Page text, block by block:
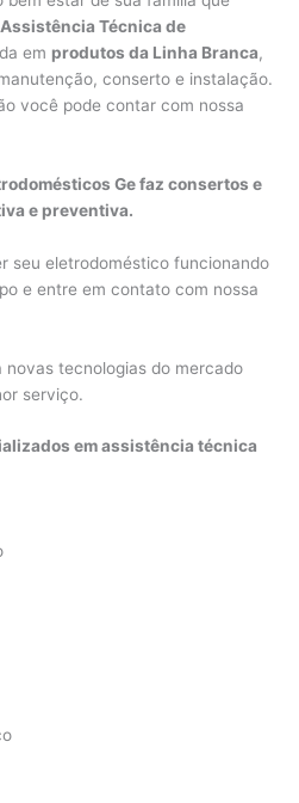
Assistência Técnica de
em produtos da Linha Branca,
conserto e instalação.
você pode contar com nossa
Ge faz consertos e
e preventiva.
seu eletrodoméstico funcionando
e entre em contato com nossa
novas tecnologias do mercado
serviço.
em assistência técnica